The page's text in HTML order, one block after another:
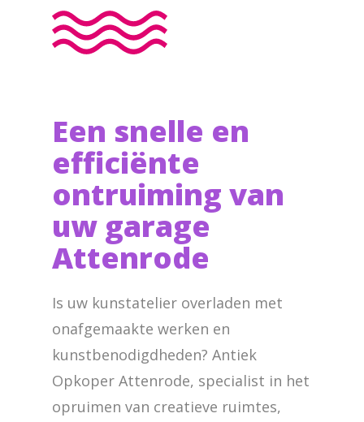
Een snelle en
efficiënte
ontruiming van
uw garage
Attenrode
Is uw kunstatelier overladen met
onafgemaakte werken en
kunstbenodigdheden? Antiek
Opkoper Attenrode, specialist in het
opruimen van creatieve ruimtes,